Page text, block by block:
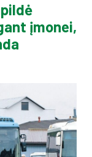
įmonei,